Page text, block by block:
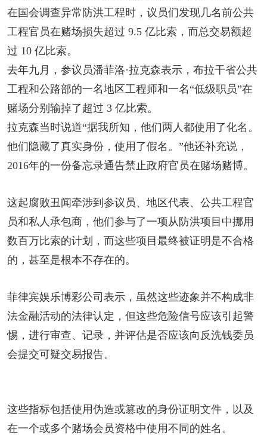
在国会调查异常防洪工程时，议员们发现几名前公共
工程官员在赌场损失超过 9.5 亿比索，而总交易额超
过 10 亿比索。
去年九月，参议员潘菲洛·拉克森表示，布拉干省公共
工程和公路部的一名地区工程师和一名“低级职员”在
赌场分别输掉了超过 3 亿比索。
拉克森当时说道“据我所知，他们两人都使用了化名。
他们隐藏了真实身份，使用了假名。”他还补充说，
2016年的一份备忘录通告禁止政府官员在赌场赌博。
这起腐败丑闻牵涉到参议员、地区代表、公共工程官
员和私人承包商，他们参与了一项从防洪项目中挪用
数百万比索的计划，而这些项目最终被证明是不合格
的，甚至是根本不存在的。
菲律宾娱乐博彩公司表示，虽然这些迹象并不构成非
法金融活动的法律认定，但这些危险信号应该引起警
惕，进行审查、记录，并评估是否应该向反洗钱委员
会提交可疑交易报告。
这些指标包括使用伪造或篡改的身份证明文件，以及
在一个或多个赌场会员资格中使用不同的姓名。